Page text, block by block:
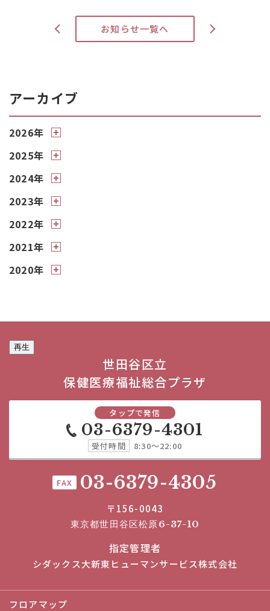
< お知らせ一覧へ >
アーカイブ
2026年
2025年
2024年
2023年
2022年
2021年
2020年
再生
世田谷区立
保健医療福祉総合プラザ
タップで発信
03-6379-4301
受付時間 8:30～22:00
FAX 03-6379-4305
〒156-0043
東京都世田谷区松原6-37-10
指定管理者
シダックス大新東ヒューマンサービス株式会社
フロアマップ